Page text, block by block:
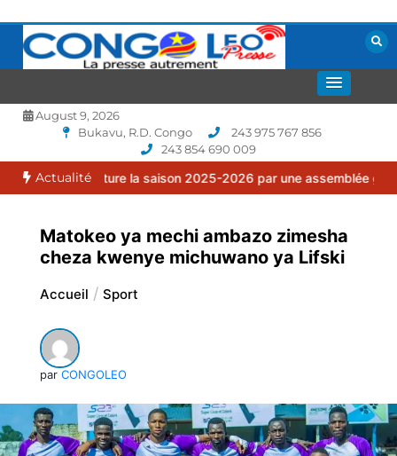
contenu
CONGOLEO
August 9, 2026
Bukavu, R.D. Congo
243 975 767 856
243 854 690 009
Actualité
la saison 2025-2026 par une assemblée générale ordinaire.
Matokeo ya mechi ambazo zimesha
cheza kwenye michuwano ya Lifski
Accueil Sport
par CONGOLEO